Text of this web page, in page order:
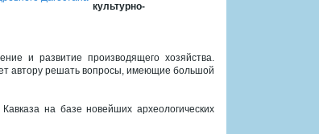
культурно-
и развитие производящего хозяйства.
автору решать вопросы, имеющие большой
на базе новейших археологических